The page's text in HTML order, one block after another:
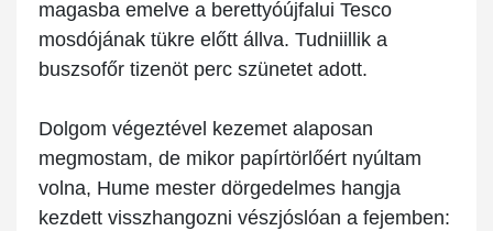
magasba emelve a berettyóújfalui Tesco
mosdójának tükre előtt állva. Tudniillik a
buszsofőr tizenöt perc szünetet adott.
Dolgom végeztével kezemet alaposan
megmostam, de mikor papírtörlőért nyúltam
volna, Hume mester dörgedelmes hangja
kezdett visszhangozni vészjóslóan a fejemben: